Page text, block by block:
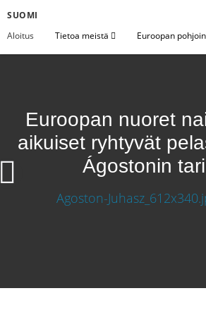
SUOMI
Aloitus
Tietoa meistä Euroopan
Euroopan nuoret
aikuiset ryhtyvät
Ágostonin